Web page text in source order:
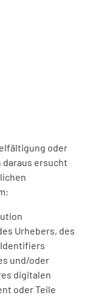
oder
daraus ersucht
Urhebers, des
und/oder
digitalen
oder Teile